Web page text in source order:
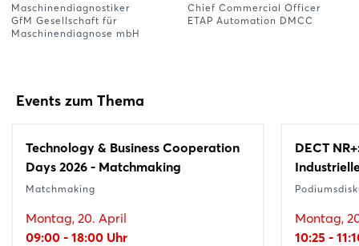
Maschinendiagnostiker
GfM Gesellschaft für
Maschinendiagnose mbH
Chief Commercial Officer
ETAP Automation DMCC
Events zum Thema
Technology & Business Cooperation
Days 2026 - Matchmaking
Matchmaking
Montag, 20. April
09:00 - 18:00 Uhr
DECT
Montag,
10:25 -